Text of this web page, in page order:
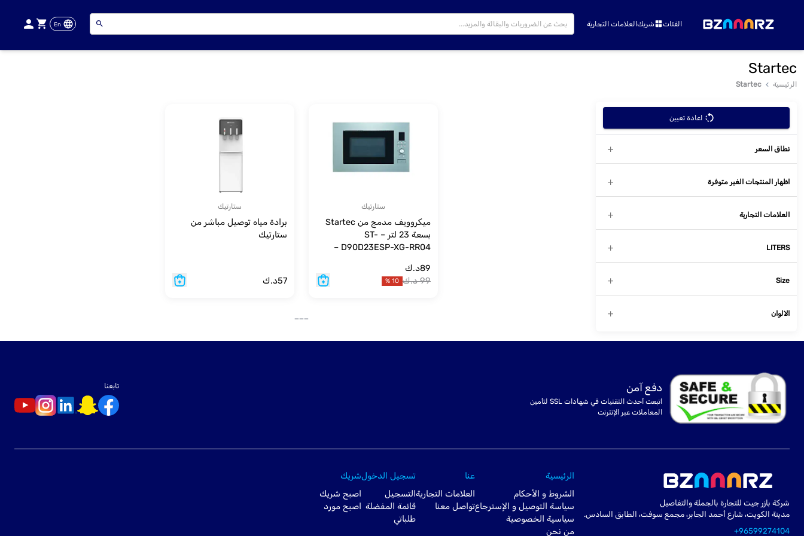
الفئات شريكالعلامات التجارية En
Startec
الرئيسية Startec
ستارتيك
ميكروويف مدمج من Startec
بسعة 23 لتر – ST-
D90D23ESP-XG-RR04 –
89د.ك
99 د.ك 10
%
ستارتيك
برادة مياه توصيل مباشر من
ستارتيك
57د.ك
___
اعادة تعيين
نطاق السعر
اظهار المنتجات الغير متوفرة
العلامات التجارية
LITERS
Size
الالوان
دفع آمن
اتبعت أحدث التقنيات في شهادات SSL لتأمين
المعاملات عبر الإنترنت
تابعنا
شركة بازر جيت للتجارة بالجملة والتفاصيل
مدينة الكويت، شارع أحمد الجابر، مجمع سوفت، الطابق السادس.
+96599274104
الرئيسية
الشروط و الأحكام
سياسة التوصيل و الإسترجاع
سياسية الخصوصية
من نحن
عنا
العلامات التجارية
تواصل معنا
تسجيل الدخول
التسجيل
قائمة المفضلة
طلباتي
شريك
اصبح شريك
اصبح مورد